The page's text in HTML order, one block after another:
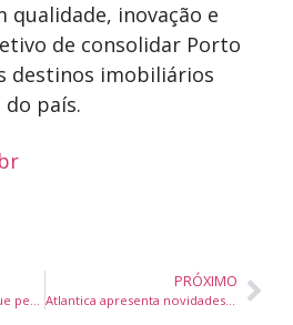
qualidade, inovação e
de consolidar Porto
destinos imobiliários
país.
Construtora lança app que permite acompanhar, em tempo real, a valorização de imóveis como uma carteira de ações
PRÓXIMO
Atlantica apresenta novidades do portfólio durante Festuris em Gramado